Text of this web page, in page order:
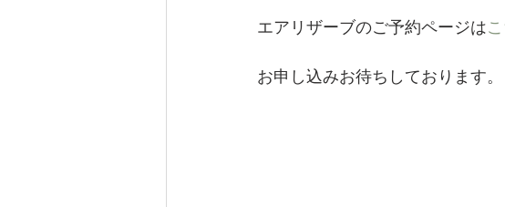
エアリザーブのご予約ページは
お申し込みお待ちしております。